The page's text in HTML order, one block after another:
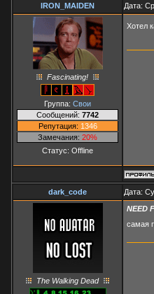
IRON_MAIDEN Дата:
Fascinating!
Группа: Свои
Сообщений: 7742
Репутация: 1346
Замечания: 20%
Статус: Offline
Хотел
dark_code Дата:
The Walking Dead
NEED
самая